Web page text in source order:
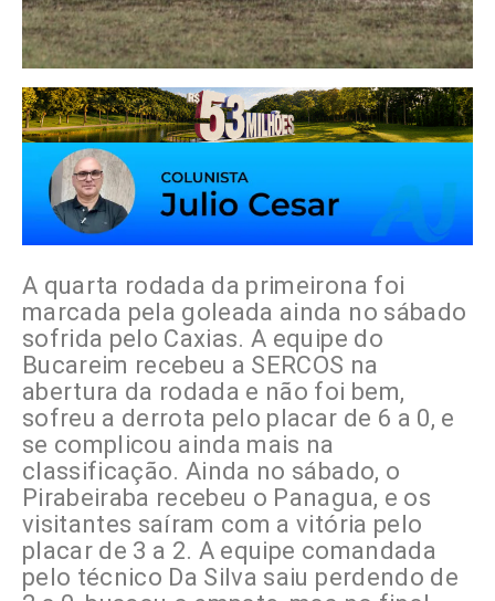
A quarta rodada da primeirona foi
marcada pela goleada ainda no sábado
sofrida pelo Caxias. A equipe do
Bucareim recebeu a SERCOS na
abertura da rodada e não foi bem,
sofreu a derrota pelo placar de 6 a 0, e
se complicou ainda mais na
classificação. Ainda no sábado, o
Pirabeiraba recebeu o Panagua, e os
visitantes saíram com a vitória pelo
placar de 3 a 2. A equipe comandada
pelo técnico Da Silva saiu perdendo de